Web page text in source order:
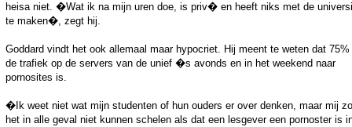
heisa niet. �Wat ik na mijn uren doe, is priv� en heeft niks met de
te maken�, zegt hij.
Goddard vindt het ook allemaal maar hypocriet. Hij meent te weten dat 75%
de trafiek op de servers van de unief �s avonds en in het weekend naar
pornosites is.
�Ik weet niet wat mijn studenten of hun ouders er over denken, maar mij
het in alle geval niet kunnen schelen als dat een lesgever een pornoster is